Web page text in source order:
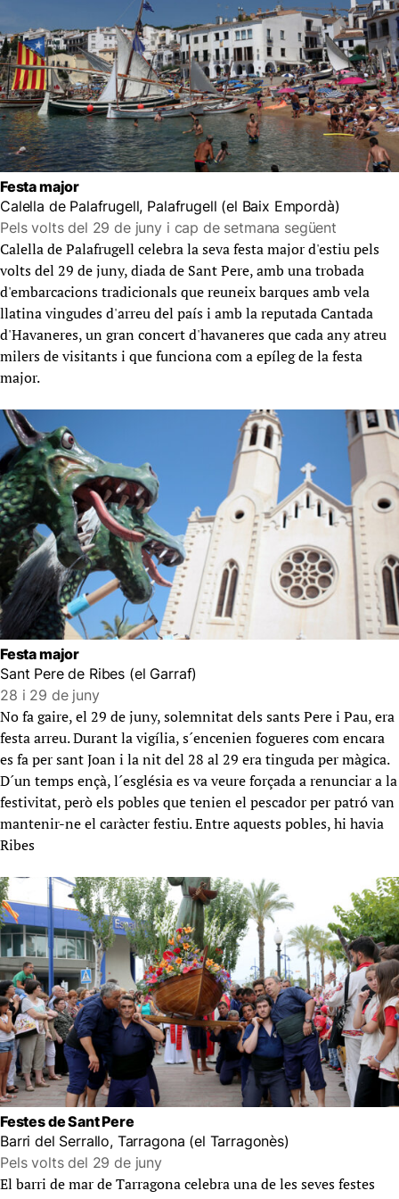
Festa major
Calella de Palafrugell, Palafrugell (el Baix Empordà)
Pels volts del 29 de juny i cap de setmana següent
Calella de Palafrugell celebra la seva festa major d'estiu pels
volts del 29 de juny, diada de Sant Pere, amb una trobada
d'embarcacions tradicionals que reuneix barques amb vela
llatina vingudes d'arreu del país i amb la reputada Cantada
d'Havaneres, un gran concert d'havaneres que cada any atreu
milers de visitants i que funciona com a epíleg de la festa
major.
Festa major
Sant Pere de Ribes (el Garraf)
28 i 29 de juny
No fa gaire, el 29 de juny, solemnitat dels sants Pere i Pau, era
festa arreu. Durant la vigília, s´encenien fogueres com encara
es fa per sant Joan i la nit del 28 al 29 era tinguda per màgica.
D´un temps ençà, l´església es va veure forçada a renunciar a la
festivitat, però els pobles que tenien el pescador per patró van
mantenir-ne el caràcter festiu. Entre aquests pobles, hi havia
Ribes
Festes de Sant Pere
Barri del Serrallo, Tarragona (el Tarragonès)
Pels volts del 29 de juny
El barri de mar de Tarragona celebra una de les seves festes